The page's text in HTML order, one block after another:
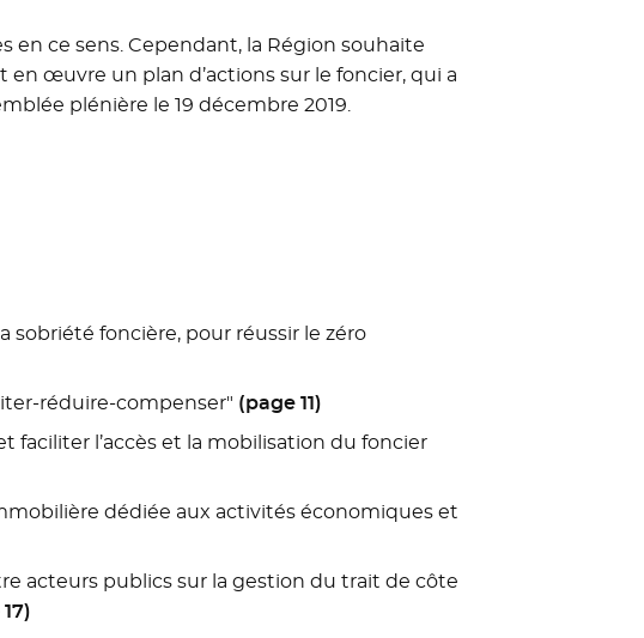
ce sens. Cependant, la Région souhaite
œuvre un plan d’actions sur le foncier, qui a
plénière le 19 décembre 2019.
sobriété foncière, pour réussir le zéro
réduire-compenser" (page 11)
faciliter l’accès et la mobilisation du foncier
dédiée aux activités économiques et
acteurs publics sur la gestion du trait de côte